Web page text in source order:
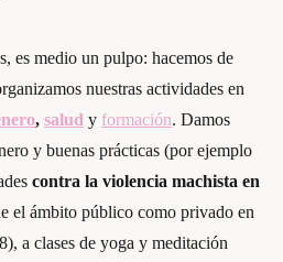
es medio un pulpo: hacemos de
nuestras actividades en
, salud y formación. Damos
y buenas prácticas (por ejemplo
contra la violencia machista en
el ámbito público como privado en
a clases de yoga y meditación